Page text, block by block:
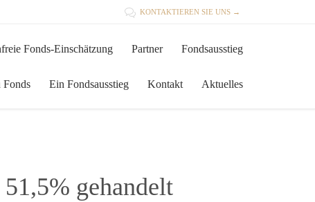
 KONTAKTIEREN SIE UNS →
Fonds-Einschätzung Partner Fondsausstieg
Fonds Ein Fondsausstieg Kontakt Aktuelles
gehandelt